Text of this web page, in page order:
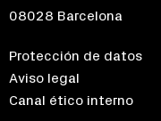
08028 Barcelona
Protección de datos
Aviso legal
Canal ético interno